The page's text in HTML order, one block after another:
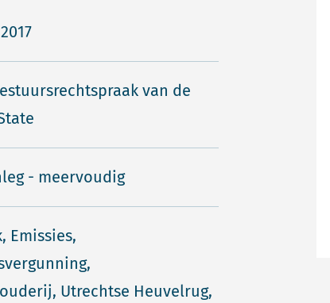
van de
- meervoudig
Emissies,
Utrechtse Heuvelrug,